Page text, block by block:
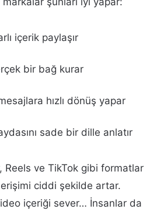
içerik paylaşır
bir bağ kurar
hızlı dönüş yapar
sade bir dille anlatır
Reels ve TikTok gibi formatlar
ciddi şekilde artar.
içeriği sever… İnsanlar da